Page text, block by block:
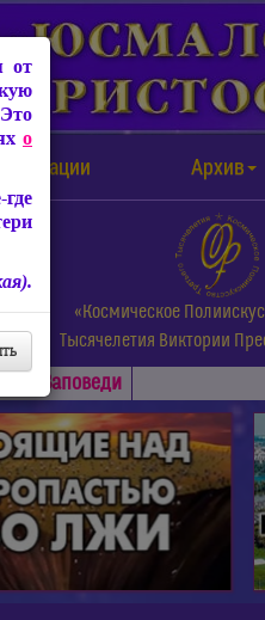
Архив
«Космическое
Тысячелетия Виктории
Заповеди
от
о